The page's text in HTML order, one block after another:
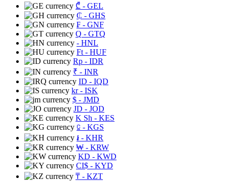
₾ - GEL
₵ - GHS
₣ - GNF
Q - GTQ
- HNL
Ft - HUF
Rp - IDR
₹ - INR
ID - IQD
kr- ISK
$ - JMD
JD - JOD
K Sh - KES
⃀ - KGS
៛ - KHR
₩ - KRW
KD - KWD
CI$ - KYD
₸ - KZT